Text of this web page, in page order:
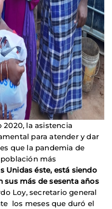
2020, la asistencia
para atender y dar
que la pandemia de
más
Unidas éste, está siendo
sus más de sesenta años
Loy, secretario general
los meses que duró el